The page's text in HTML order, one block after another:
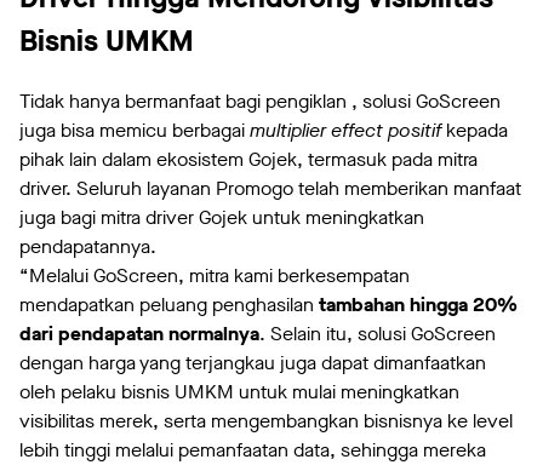
Bisnis UMKM
Tidak hanya bermanfaat bagi pengiklan , solusi GoScreen
juga bisa memicu berbagaimultiplier effect positifkepada
pihak lain dalam ekosistem Gojek, termasuk pada mitra
driver. Seluruh layanan Promogo telah memberikan manfaat
juga bagi mitra driver Gojek untuk meningkatkan
pendapatannya.
“Melalui GoScreen, mitra kami berkesempatan
mendapatkan peluang penghasilan tambahan hingga 20%
dari pendapatan normalnya. Selain itu, solusi GoScreen
dengan harga yang terjangkau juga dapat dimanfaatkan
oleh pelaku bisnis UMKM untuk mulai meningkatkan
visibilitas merek, serta mengembangkan bisnisnya ke level
lebih tinggi melalui pemanfaatan data, sehingga mereka